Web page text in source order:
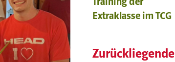
Extraklasse im TCG
Zurückliegende